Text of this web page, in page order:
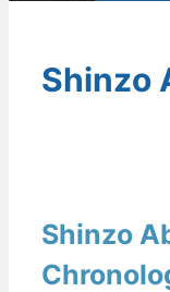
Shinzo
Shinzo